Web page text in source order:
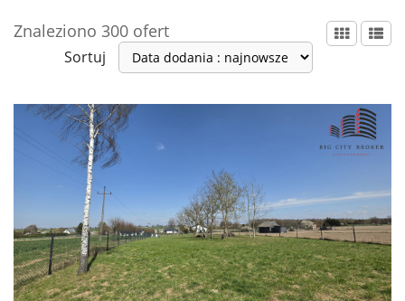
Znaleziono 300 ofert
Sortuj